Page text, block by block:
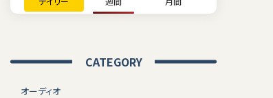
CATEGORY
オーディオ